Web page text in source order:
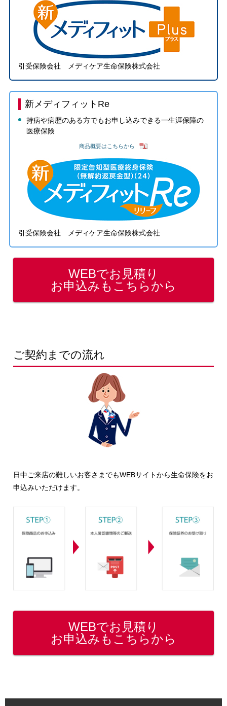
引受保険会社 メディケア生命保険株式会社
引受保険会社 メディケア生命保険株式会社
新メディフィットRe
持病や病歴のある方でもお申し込みできる一生涯保障の
医療保険
商品概要はこちらから
WEBでお見積り
お申込みもこちらから
ご契約までの流れ
日中ご来店の難しいお客さまでもWEBサイトから生命保険をお
申込みいただけます。
WEBでお見積り
お申込みもこちらから